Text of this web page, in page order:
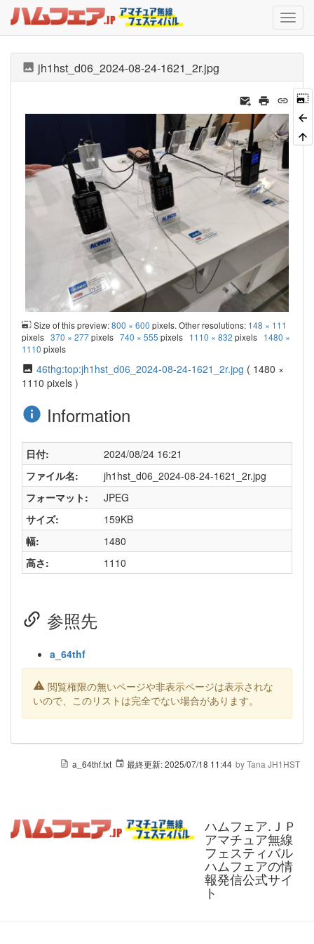
jh1hst_d06_2024-08-24-1621_2r.jpg
Size of this preview:800 × 600 pixels. Other resolutions: 148 × 111
pixels 370 × 277pixels 740 × 555 pixels 1110 × 832 pixels 1480 ×
1110 pixels
46thg:top:jh1hst_d06_2024-08-24-1621_2r.jpg ( 1480 ×
1110 pixels )
Information
日付:
2024/08/24 16:21
ファイル名:
jh1hst_d06_2024-08-24-1621_2r.jpg
フォーマット:
JPEG
サイズ:
159KB
幅:
1480
高さ:
1110
参照先
a_64thf
閲覧権限の無いページや非表示ページは表示されな
いので、このリストは完全でない場合があります。
a_64thf.txt 最終更新:2025/07/18 11:44 byTana JH1HST
ハムフェア.ＪＰ
アマチュア無線
フェスティバル
ハムフェアの情
報発信公式サイ
ト